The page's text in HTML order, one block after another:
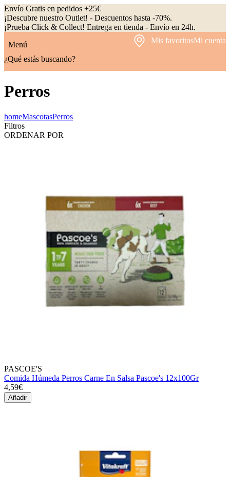
Envío Gratis en pedidos +25€
¡Descubre nuestro Outlet! - Descuentos hasta -70%.
¡Prueba Click & Collect! Entrega en tienda - Envío en 24h.
Menú
Mis favoritosMi cuenta
¿Qué estás buscando?
Perros
homeMascotasPerros
Filtros
ORDENAR POR
PASCOE'S
Comida Húmeda Perros Carne En Salsa Pascoe's 12x100Gr
4,59€
Añadir